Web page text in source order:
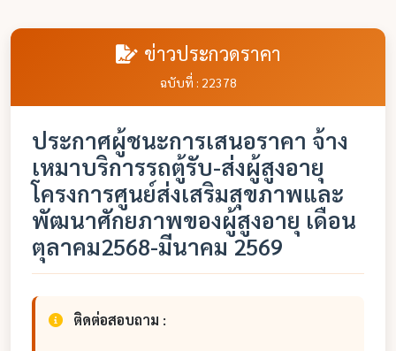
ข่าวประกวดราคา
ฉบับที่ : 22378
ประกาศผู้ชนะการเสนอราคา จ้าง
เหมาบริการรถตู้รับ-ส่งผู้สูงอายุ
โครงการศูนย์ส่งเสริมสุขภาพและ
พัฒนาศักยภาพของผู้สูงอายุ เดือน
ตุลาคม2568-มีนาคม 2569
ติดต่อสอบถาม :